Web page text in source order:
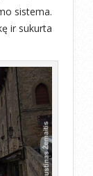
sistema.
ir sukurta